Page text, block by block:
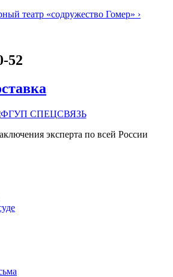
театр «содружество Гомер» ›
52
эксперта по всей России